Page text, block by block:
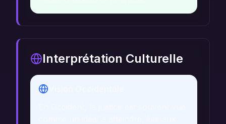
Interprétation Culturelle